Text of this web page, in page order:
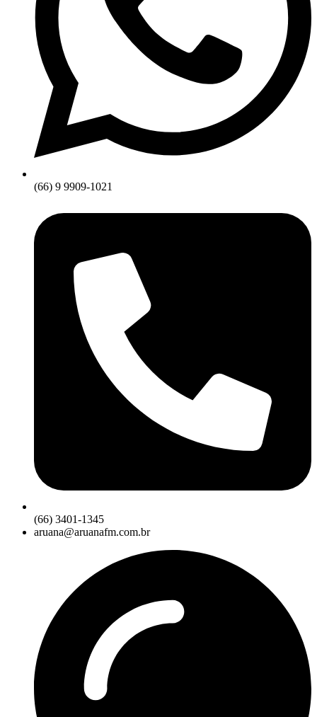
(66) 9 9909-1021
(66) 3401-1345
aruana@aruanafm.com.br